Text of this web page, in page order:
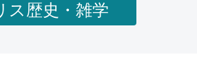
ス歴史・雑学